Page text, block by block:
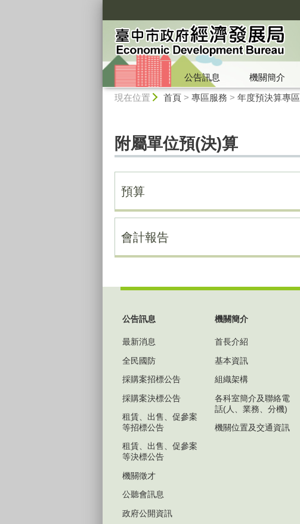
公告訊息 機關簡介
現在位置 首頁> 專區服務 > 年度預決算專區
附屬單位預(決)算
預算
會計報告
公告訊息
最新消息
全民國防
採購案招標公告
採購案決標公告
租賃、出售、促參案
等招標公告
租賃、出售、促參案
等決標公告
機關徵才
公聽會訊息
政府公開資訊
機關簡介
首長介紹
基本資訊
組織架構
各科室簡介及聯絡電
話(人、業務、分機)
機關位置及交通資訊